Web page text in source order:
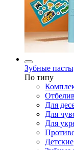
Зубные
По типу
Для
Для
Для
Детские